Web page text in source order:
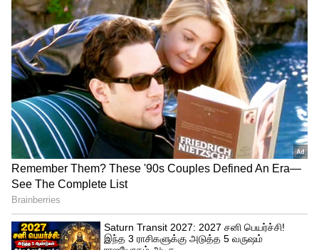
தேவையானப் பொருட்கள்
பழுக்காத பப்பாளி - 1
மாதுளம் பழம் - 1
ஆப்பிள் - 1
கேரட் - 1